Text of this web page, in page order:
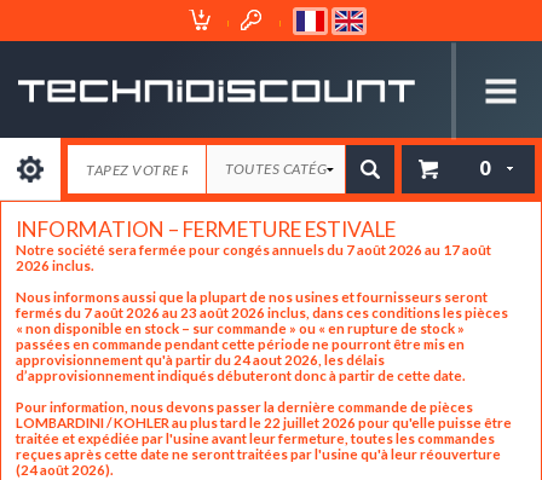
Mon
Espace
0
INFORMATION – FERMETURE ESTIVALE
Notre société sera fermée pour congés annuels du 7 août 2026 au 17 août
2026 inclus.
Nous informons aussi que la plupart de nos usines et fournisseurs seront
fermés du 7 août 2026 au 23 août 2026 inclus, dans ces conditions les pièces
« non disponible en stock – sur commande » ou « en rupture de stock »
passées en commande pendant cette période ne pourront être mis en
approvisionnement qu'à partir du 24 aout 2026, les délais
d’approvisionnement indiqués débuteront donc à partir de cette date.
Pour information, nous devons passer la dernière commande de pièces
LOMBARDINI / KOHLER au plus tard le 22 juillet 2026 pour qu'elle puisse être
traitée et expédiée par l'usine avant leur fermeture, toutes les commandes
reçues après cette date ne seront traitées par l'usine qu'à leur réouverture
(24 août 2026).